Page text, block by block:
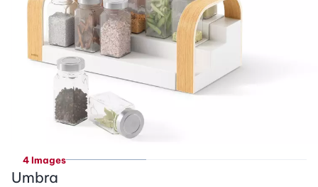
4 Images
Umbra